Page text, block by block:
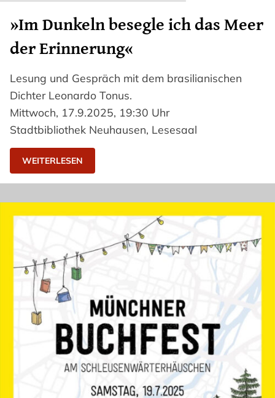
»Im Dunkeln besegle ich das Meer
der Erinnerung«
Lesung und Gespräch mit dem brasilianischen
Dichter Leonardo Tonus.
Mittwoch, 17.9.2025, 19:30 Uhr
Stadtbibliothek Neuhausen, Lesesaal
WEITERLESEN